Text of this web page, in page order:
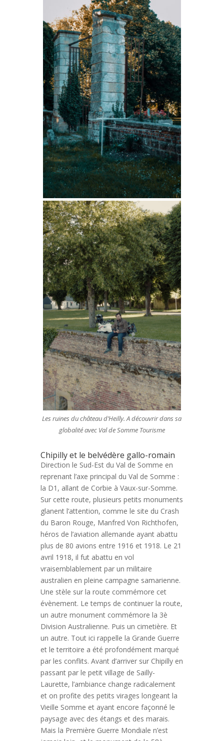
Les ruines du château d’Heilly. A découvrir dans sa
globalité avec Val de Somme Tourisme
Chipilly et le belvédère gallo-romain
Direction le Sud-Est du Val de Somme en
reprenant l’axe principal du Val de Somme :
la D1, allant de Corbie à Vaux-sur-Somme.
Sur cette route, plusieurs petits monuments
glanent l’attention, comme le site du Crash
du Baron Rouge, Manfred Von Richthofen,
héros de l’aviation allemande ayant abattu
plus de 80 avions entre 1916 et 1918. Le 21
avril 1918, il fut abattu en vol
vraisemblablement par un militaire
australien en pleine campagne samarienne.
Une stèle sur la route commémore cet
évènement. Le temps de continuer la route,
un autre monument commémore la 3è
Division Australienne. Puis un cimetière. Et
un autre. Tout ici rappelle la Grande Guerre
et le territoire a été profondément marqué
par les conflits. Avant d’arriver sur Chipilly en
passant par le petit village de Sailly-
Laurette, l’ambiance change radicalement
et on profite des petits virages longeant la
Vieille Somme et ayant encore façonné le
paysage avec des étangs et des marais.
Mais la Première Guerre Mondiale n’est